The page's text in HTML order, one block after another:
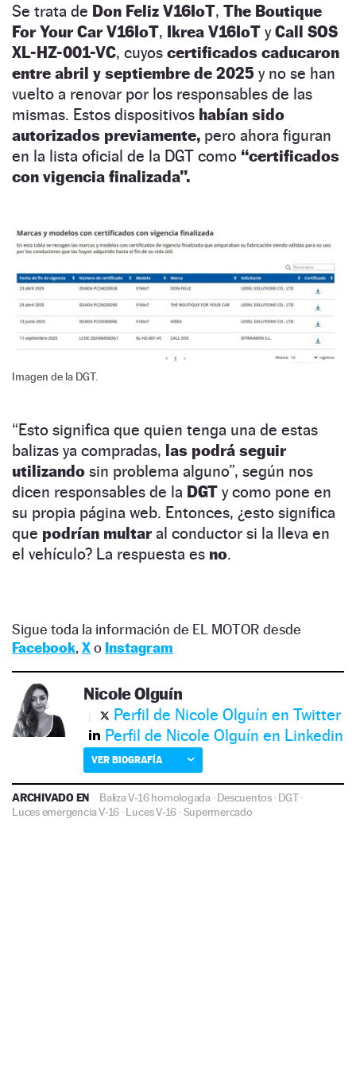
Se trata de Don Feliz V16IoT, The Boutique
For Your Car V16IoT, Ikrea V16IoT yCall SOS
XL-HZ-001-VC, cuyos certificados caducaron
entre abril y septiembre de 2025 y no se han
vuelto a renovar por los responsables de las
mismas. Estos dispositivos habían sido
autorizados previamente, pero ahora figuran
en la lista oficial de la DGT como “certificados
con vigencia finalizada”.
Imagen de la DGT.
“Esto significa que quien tenga una de estas
balizas ya compradas, las podrá seguir
utilizando sin problema alguno”, según nos
dicen responsables de la DGT y como pone en
su propia página web. Entonces, ¿esto significa
que podrían multaral conductor si la lleva en
el vehículo? La respuesta es no.
Sigue toda la información de EL MOTOR desde
Facebook, Xo Instagram
Nicole Olguín
Perfil de Nicole Olguín en Twitter
Perfil de Nicole Olguín en Linkedin
VER BIOGRAFÍA
ARCHIVADO EN Baliza V-16 homologada·Descuentos·DGT·
Luces emergencia V-16 ·Luces V-16 ·Supermercado